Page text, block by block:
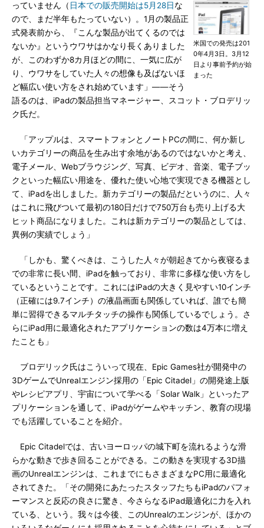
米国での発売は201
0年4月3日。3月12
日より事前予約が始
まった
っていません（ 日本での販売開始は5月28日な
ので、まだ半年もたっていない）。1月の製品正
式発表前から、『こんな製品が出てくるのでは
ないか』というウワサはかなり長くありました
が、このわずか8カ月ほどの間に、一気に広が
り、ウワサをしていた人々の想像も及ばないほ
ど幅広い使い方をされ始めています」――そう
語るのは、iPadの製品担当マネージャー、スコット・ブロデリッ
ク氏だ。
「アップルは、スマートフォンとノートPCの間に、何か新し
いカテゴリーの商品を生み出す余地があるのではないかと考え、
電子メール、Webブラウジング、写真、ビデオ、音楽、電子ブッ
クといった幅広い用途を、優れた使い心地で実現できる機器とし
て、iPadを出しました。新カテゴリーの製品だというのに、人々
はこれに飛びついて最初の180日だけで750万台も売り上げる大
ヒット商品になりました。これは新カテゴリーの製品としては、
異例の実績でしょう」
「しかも、驚くべきは、こうした人々が朝起きてから夜寝るま
での非常に長い間、iPadを触っており、非常に多様な使い方をし
ているということです。これにはiPadの大きく見やすい10インチ
（正確には9.7インチ）の液晶画面も関係していれば、誰でも簡
単に習得できるマルチタッチの操作も関係しているでしょう。さ
らにiPad用に最適化されたアプリケーションの数は4万本に増え
たことも」
ブロデリック氏はこういって現在、Epic Games社が開発中の
3DゲームでUnrealエンジン採用の「Epic Citadel」の開発途上版
やレシピアプリ、宇宙について学べる「Solar Walk」といったア
プリケーションを通して、iPadがゲームやキッチン、教育の現場
でも活躍していることを紹介。
Epic Citadelでは、古いヨーロッパの城下町を流れるような滑
らかな動きで歩き回ることができる。この動きを実現する3D描
画のUnrealエンジンは、これまでにもさまざまなPC用に最適化
されてきた。「その開発にあたったスタッフたちもiPadのパフォ
ーマンスと反応の良さに驚き、今さらなるiPad最適化に力を入れ
ている、という。我々は今後、このUnrealのエンジンが、ほかの